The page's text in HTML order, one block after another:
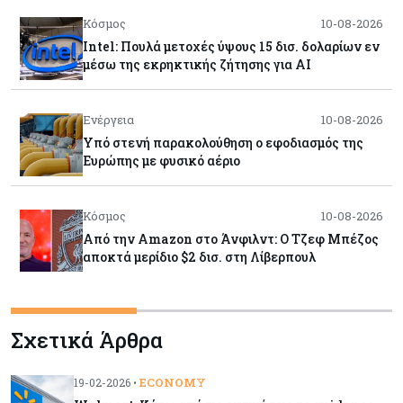
Κόσμος 10-08-2026
Intel: Πουλά μετοχές ύψους 15 δισ. δολαρίων εν
μέσω της εκρηκτικής ζήτησης για AI
Ενέργεια 10-08-2026
Υπό στενή παρακολούθηση ο εφοδιασμός της
Ευρώπης με φυσικό αέριο
Κόσμος 10-08-2026
Από την Amazon στο Άνφιλντ: Ο Τζεφ Μπέζος
αποκτά μερίδιο $2 δισ. στη Λίβερπουλ
Ενέργεια 10-08-2026
Πότε βλέπουν μειώσεις στις τιμές των
καυσίμων οι πρατηριούχοι – Από τι θα εξαρτηθεί
Σχετικά Άρθρα
19-02-2026 • ECONOMY